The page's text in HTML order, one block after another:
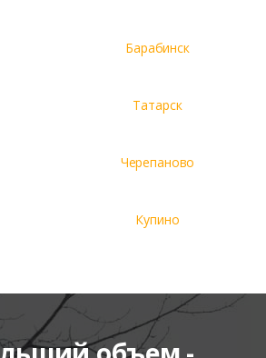
Барабинск
Татарск
Черепаново
Купино